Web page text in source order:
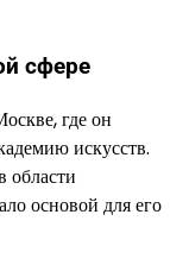
сфере
где он
искусств.
области
основой для его